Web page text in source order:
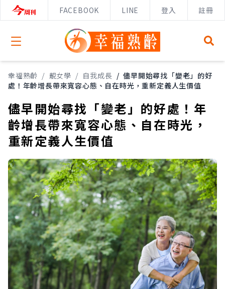
FACEBOOK LINE 登入 註冊
Open menu
幸福熟齡 / 靚女學 / 自我成長 / 儘早開始尋找「變老」的好
處！年齡增長帶來寬容心態、自在時光，重新定義人生價值
儘早開始尋找「變老」的好處！年
齡增長帶來寬容心態、自在時光，
重新定義人生價值